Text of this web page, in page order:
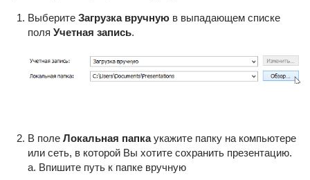
Выберите Загрузка вручнуюв выпадающем списке
поля Учетная запись.
В поле Локальная папкаукажите папку на компьютере
или сеть, в которой Вы хотите сохранить презентацию.
a. Впишите путь к папке вручную